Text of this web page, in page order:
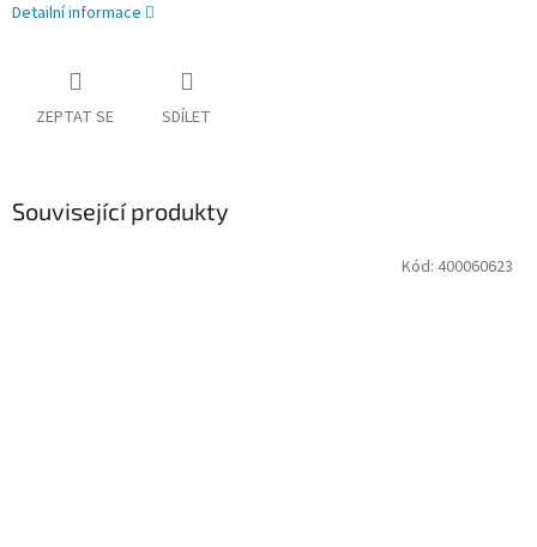
Detailní informace
ZEPTAT SE SDÍLET
Související produkty
Kód: 400060623